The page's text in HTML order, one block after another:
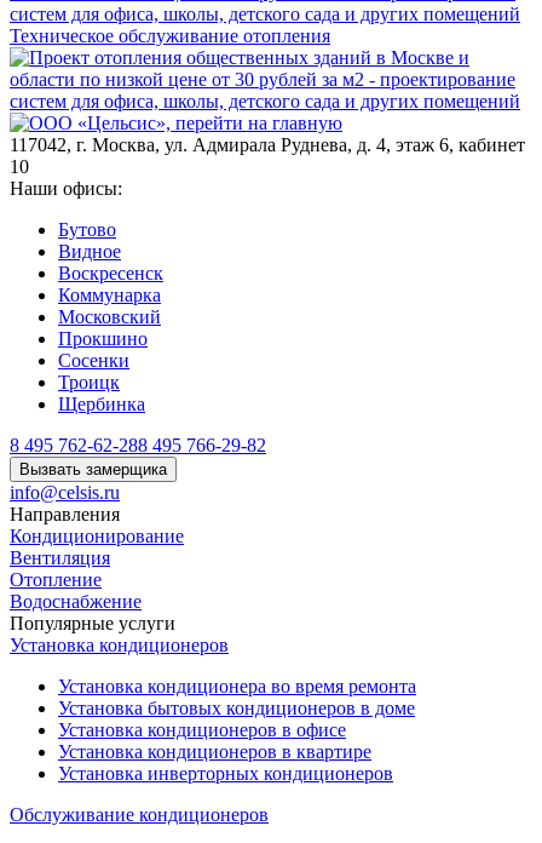
Техническое обслуживание отопления
117042, г. Москва, ул. Адмирала Руднева, д. 4, этаж 6, кабинет
10
Наши офисы:
Бутово
Видное
Воскресенск
Коммунарка
Московский
Прокшино
Сосенки
Троицк
Щербинка
8 495 762-62-288 495 766-29-82
Вызвать замерщика
info@celsis.ru
Направления
Кондиционирование
Вентиляция
Отопление
Водоснабжение
Популярные услуги
Установка кондиционеров
Установка кондиционера во время ремонта
Установка бытовых кондиционеров в доме
Установка кондиционеров в офисе
Установка кондиционеров в квартире
Установка инверторных кондиционеров
Обслуживание кондиционеров